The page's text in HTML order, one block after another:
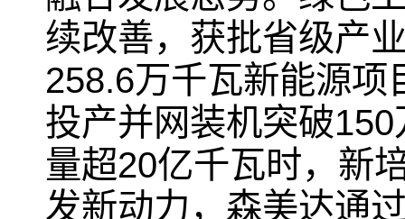
续改善，获批省级产
258.6万千瓦新能源
投产并网装机突破
量超20亿千瓦时，新
发新动力，森美达通